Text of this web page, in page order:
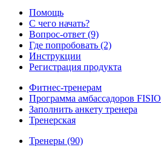
Помощь
С чего начать?
Вопрос-ответ (9)
Где попробовать (2)
Инструкции
Регистрация продукта
Фитнес-тренерам
Программа амбассадоров FISIO
Заполнить анкету тренера
Тренерская
Тренеры (90)